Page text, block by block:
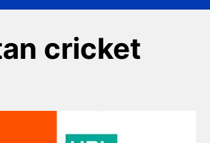
cricket